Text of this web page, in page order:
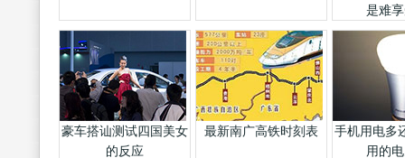
是难
豪车搭讪测试四国美女
的反应
最新南广高铁时刻表
手机用电多
用的